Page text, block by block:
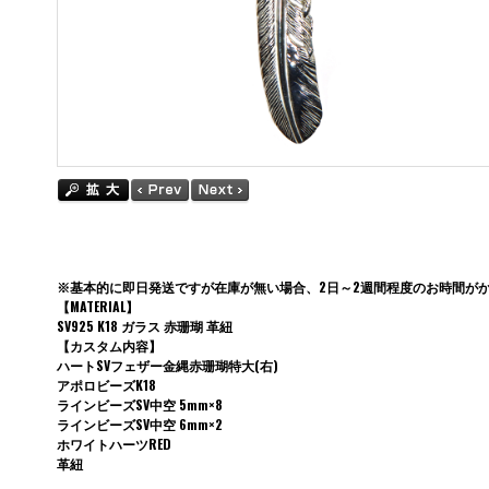
※基本的に即日発送ですが在庫が無い場合、2日～2週間程度のお時間が
【MATERIAL】
SV925 K18 ガラス 赤珊瑚 革紐
【カスタム内容】
ハートSVフェザー金縄赤珊瑚特大(右)
アポロビーズK18
ラインビーズSV中空 5mm×8
ラインビーズSV中空 6mm×2
ホワイトハーツRED
革紐